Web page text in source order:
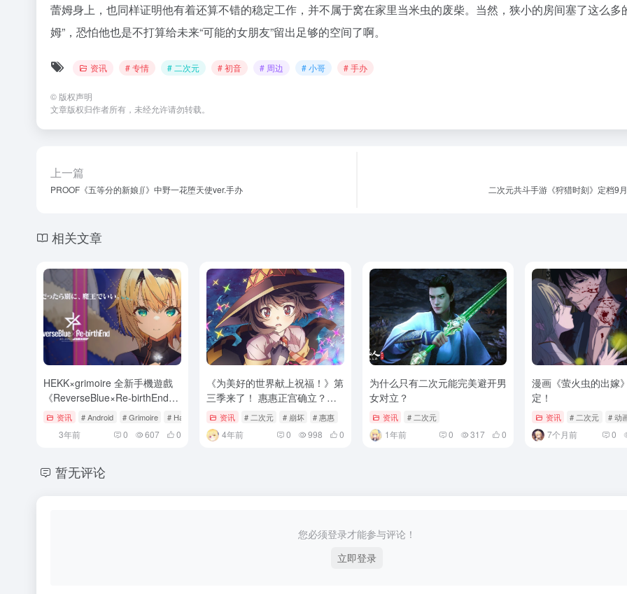
蕾姆身上，也同样证明他有着还算不错的稳定工作，并不属于窝在家里当米虫的废柴。当然，狭小的房间塞了这么多
姆”，恐怕他也是不打算给未来“可能的女朋友”留出足够的空间了啊。
资讯 # 专情 # 二次元 # 初音 # 周边 # 小哥 # 手办
© 版权声明
文章版权归作者所有，未经允许请勿转载。
上一篇
PROOF《五等分的新娘∬》中野一花堕天使ver.手办 二次元共斗手游《狩猎时刻》定档9
相关文章
HEKK×grimoire 全新手機遊戲
《ReverseBlue×Re-birthEnd》
正式發表！前導官網與宣傳影片
同步公開
资讯 # Android # Grimoire # Happy Elements K.K
3年前 0 607 0
《为美好的世界献上祝福！》第
三季来了！ 惠惠正宫确立？！
爆了爆了
资讯 # 二次元 # 崩坏 # 惠惠
4年前 0 998 0
为什么只有二次元能完美避开男
女对立？
资讯 # 二次元
1年前 0 317 0
漫画《萤火虫的出嫁
定！
资讯 # 二次元 # 动
7个月前 0
暂无评论
您必须登录才能参与评论！
立即登录